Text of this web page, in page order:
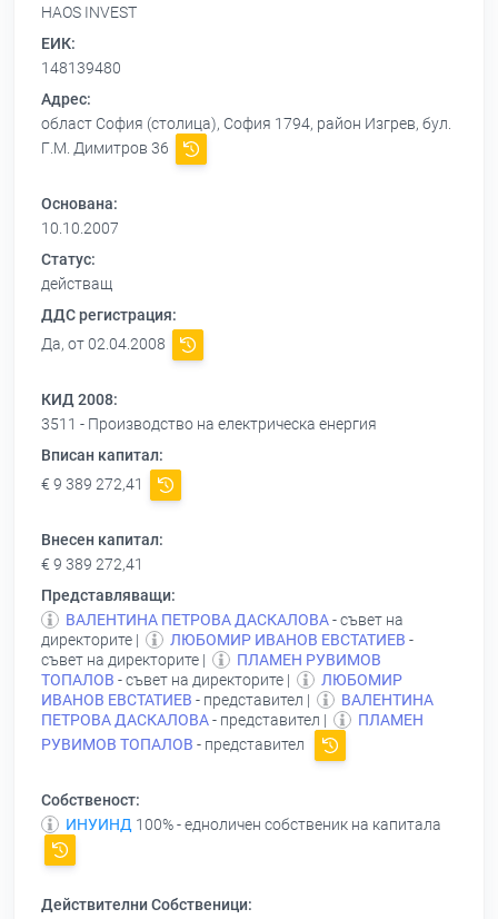
HAOS INVEST
ЕИК:
148139480
Адрес:
област София (столица), София 1794, район Изгрев, бул.
Г.М. Димитров 36
Основана:
10.10.2007
Статус:
действащ
ДДС регистрация:
Да, от 02.04.2008
КИД 2008:
3511 - Производство на електрическа енергия
Вписан капитал:
€ 9 389 272,41
Внесен капитал:
€ 9 389 272,41
Представляващи:
ВАЛЕНТИНА ПЕТРОВА ДАСКАЛОВА- съвет на
директорите |
ЛЮБОМИР ИВАНОВ ЕВСТАТИЕВ -
съвет на директорите |
ПЛАМЕН РУВИМОВ
ТОПАЛОВ - съвет на директорите |
ЛЮБОМИР
ИВАНОВ ЕВСТАТИЕВ - представител |
ВАЛЕНТИНА
ПЕТРОВА ДАСКАЛОВА- представител |
ПЛАМЕН
РУВИМОВ ТОПАЛОВ - представител
Собственост:
ИНУИНД 100% - едноличен собственик на капитала
Действителни Собственици: